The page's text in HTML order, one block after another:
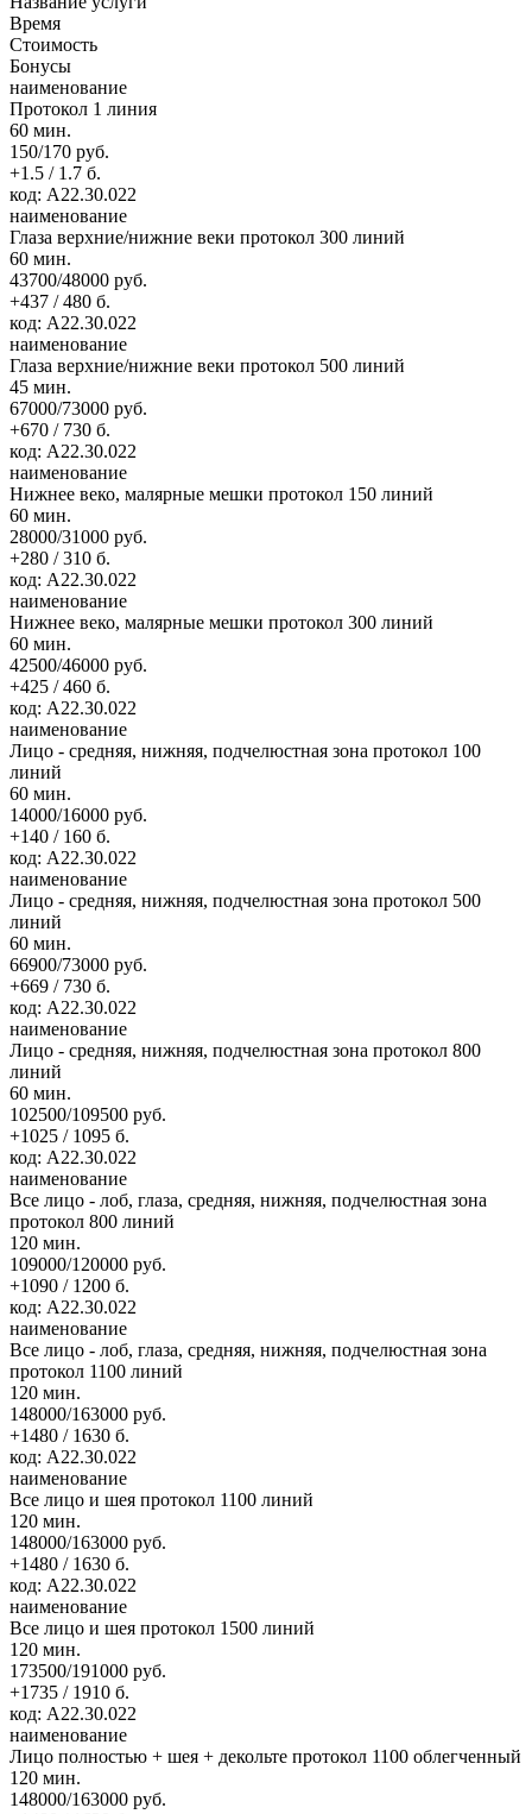
Время
Стоимость
Бонусы
наименование
Протокол 1 линия
60 мин.
150/170 руб.
+1.5 / 1.7 б.
код: А22.30.022
наименование
Глаза верхние/нижние веки протокол 300 линий
60 мин.
43700/48000 руб.
+437 / 480 б.
код: А22.30.022
наименование
Глаза верхние/нижние веки протокол 500 линий
45 мин.
67000/73000 руб.
+670 / 730 б.
код: А22.30.022
наименование
Нижнее веко, малярные мешки протокол 150 линий
60 мин.
28000/31000 руб.
+280 / 310 б.
код: А22.30.022
наименование
Нижнее веко, малярные мешки протокол 300 линий
60 мин.
42500/46000 руб.
+425 / 460 б.
код: А22.30.022
наименование
Лицо - средняя, нижняя, подчелюстная зона протокол 100
линий
60 мин.
14000/16000 руб.
+140 / 160 б.
код: А22.30.022
наименование
Лицо - средняя, нижняя, подчелюстная зона протокол 500
линий
60 мин.
66900/73000 руб.
+669 / 730 б.
код: А22.30.022
наименование
Лицо - средняя, нижняя, подчелюстная зона протокол 800
линий
60 мин.
102500/109500 руб.
+1025 / 1095 б.
код: А22.30.022
наименование
Все лицо - лоб, глаза, средняя, нижняя, подчелюстная зона
протокол 800 линий
120 мин.
109000/120000 руб.
+1090 / 1200 б.
код: А22.30.022
наименование
Все лицо - лоб, глаза, средняя, нижняя, подчелюстная зона
протокол 1100 линий
120 мин.
148000/163000 руб.
+1480 / 1630 б.
код: А22.30.022
наименование
Все лицо и шея протокол 1100 линий
120 мин.
148000/163000 руб.
+1480 / 1630 б.
код: А22.30.022
наименование
Все лицо и шея протокол 1500 линий
120 мин.
173500/191000 руб.
+1735 / 1910 б.
код: А22.30.022
наименование
Лицо полностью + шея + декольте протокол 1100 облегченный
120 мин.
148000/163000 руб.